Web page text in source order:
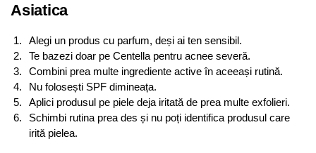
Asiatica
Alegi un produs cu parfum, deși ai ten sensibil.
Te bazezi doar pe Centella pentru acnee severă.
Combini prea multe ingrediente active în aceeași rutină.
Nu folosești SPF dimineața.
Aplici produsul pe piele deja iritată de prea multe exfolieri.
Schimbi rutina prea des și nu poți identifica produsul care
irită pielea.